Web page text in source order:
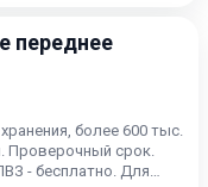
переднее
более 600 тыс.
Проверочный срок.
- бесплатно. Для